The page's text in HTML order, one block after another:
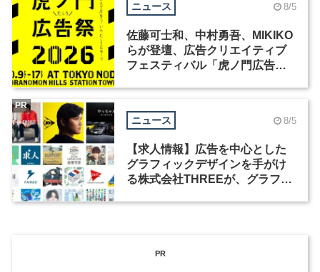
ニュース 8/5
佐藤可士和、中村勇吾、MIKIKO
らが登壇、広告クリエイティブ
フェスティバル「虎ノ門広告
ニュース 8/5
【求人情報】広告を中心とした
グラフィックデザインを手がけ
る株式会社THREEが、グラフィ
PR
PR